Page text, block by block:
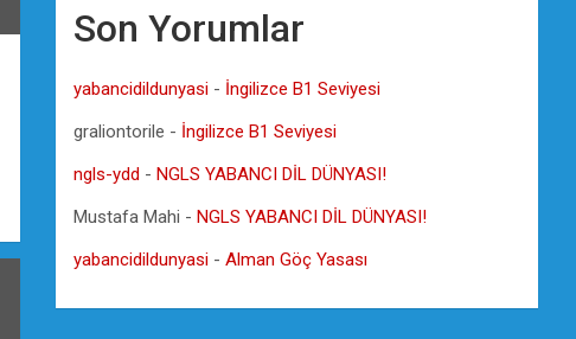
Son Yorumlar
yabancidildunyasi - İngilizce B1 Seviyesi
graliontorile - İngilizce B1 Seviyesi
ngls-ydd -NGLS YABANCI DİL DÜNYASI!
Mustafa Mahi -NGLS YABANCI DİL DÜNYASI!
yabancidildunyasi -Alman Göç Yasası